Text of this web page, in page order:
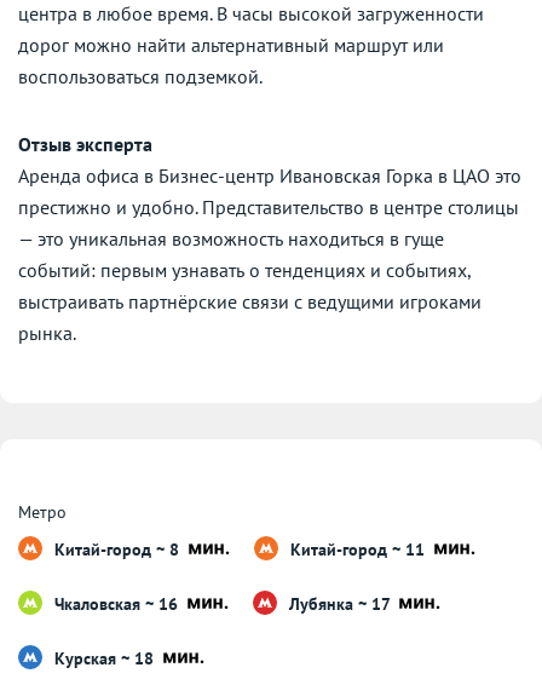
центра в любое время. В часы высокой загруженности
дорог можно найти альтернативный маршрут или
воспользоваться подземкой.
Отзыв эксперта
Аренда офиса в Бизнес-центр Ивановская Горка в ЦАО это
престижно и удобно. Представительство в центре столицы
— это уникальная возможность находиться в гуще
событий: первым узнавать о тенденциях и событиях,
выстраивать партнёрские связи с ведущими игроками
рынка.
Метро
Китай-город ~ 8
Китай-город ~ 11
Чкаловская ~ 16 Лубянка ~ 17
Курская ~ 18